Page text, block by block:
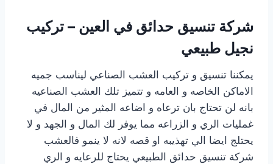
شركة تنسيق حدائق في العين – تركيب
نجيل طبيعي
يمكننا تنسيق و تركيب العشب الصناعي ليناسب جميه
الاماكن الخاصه و العامه و تتميز تلك العشب الصناعيه
بانه لن تحتاج بان ترعاه و اضاعه المثير من المال في
غمليات الري و الزراعه مما يوفر لك المال و الجهد و لا
يحتلج ايضا الي تهذيبه او قصه لانه لا ينمو فالعشب
شركة تنسيق حدائق الطبيعي يحتاج للرعايه و الري